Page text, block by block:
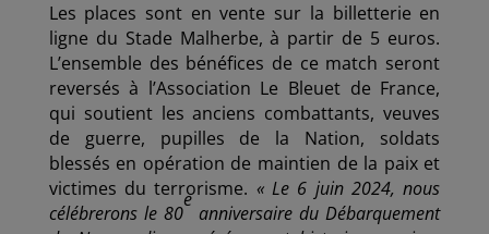
Les places sont en vente sur la billetterie en
ligne du Stade Malherbe, à partir de 5 euros.
L’ensemble des bénéfices de ce match seront
reversés à l’Association Le Bleuet de France,
qui soutient les anciens combattants, veuves
de guerre, pupilles de la Nation, soldats
blessés en opération de maintien de la paix et
victimes du terrorisme. « Le 6 juin 2024, nous
célébrerons le 80
e
anniversaire du Débarquement